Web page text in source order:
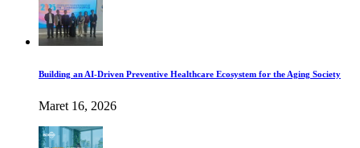
Building an AI-Driven Preventive Healthcare Ecosystem for the Aging Society
Maret 16, 2026